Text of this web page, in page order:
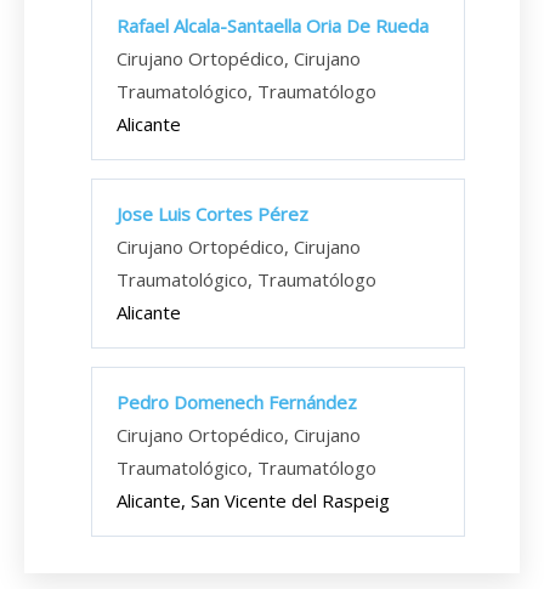
Rafael Alcala-Santaella Oria De Rueda
Cirujano Ortopédico, Cirujano
Traumatológico, Traumatólogo
Alicante
Jose Luis Cortes Pérez
Cirujano Ortopédico, Cirujano
Traumatológico, Traumatólogo
Alicante
Pedro Domenech Fernández
Cirujano Ortopédico, Cirujano
Traumatológico, Traumatólogo
Alicante, San Vicente del Raspeig